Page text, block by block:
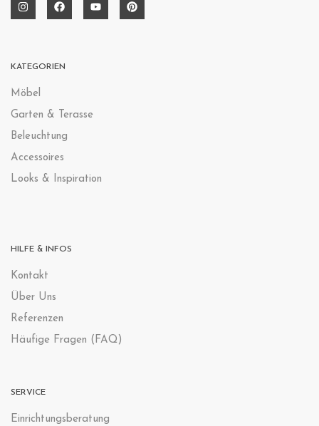
KATEGORIEN
Möbel
Garten & Terasse
Beleuchtung
Accessoires
Looks & Inspiration
HILFE & INFOS
Kontakt
Über Uns
Referenzen
Häufige Fragen (FAQ)
SERVICE
Einrichtungsberatung